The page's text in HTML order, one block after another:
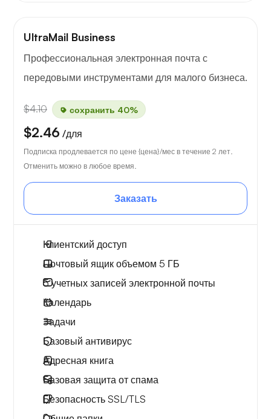
UltraMail Business
Профессиональная электронная почта с
передовыми инструментами для малого бизнеса.
$4.10 сохранить 40%
$2.46 /для
Подписка продлевается по цене {цена}/мес в течение 2 лет.
Отменить можно в любое время.
Заказать
Клиентский доступ
Почтовый ящик объемом 5 ГБ
5учетных записей электронной почты
Календарь
Задачи
Базовый антивирус
Адресная книга
Базовая защита от спама
Безопасность SSL/TLS